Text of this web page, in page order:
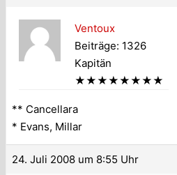
Ventoux
Beiträge: 1326
Kapitän
★★★★★★★★
** Cancellara
* Evans, Millar
24. Juli 2008 um 8:55 Uhr